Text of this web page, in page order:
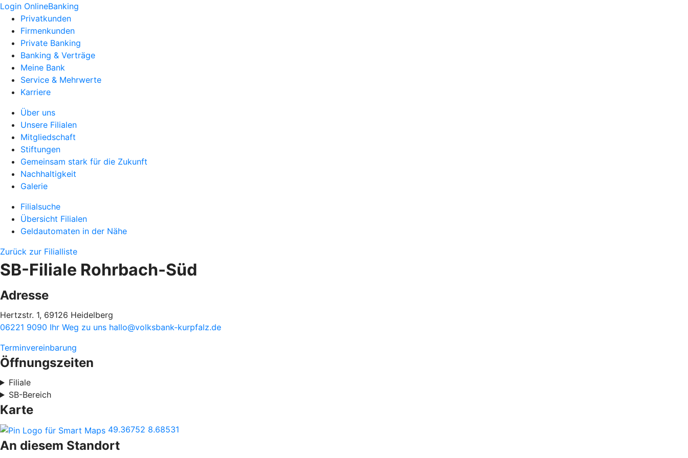
Login OnlineBanking
Privatkunden
Firmenkunden
Private Banking
Banking & Verträge
Meine Bank
Service & Mehrwerte
Karriere
Über uns
Unsere Filialen
Mitgliedschaft
Stiftungen
Gemeinsam stark für die Zukunft
Nachhaltigkeit
Galerie
Filialsuche
Übersicht Filialen
Geldautomaten in der Nähe
Zurück zur Filialliste
SB-Filiale Rohrbach-Süd
Adresse
Hertzstr. 1, 69126 Heidelberg
06221 9090 Ihr Weg zu uns hallo@volksbank-kurpfalz.de
Terminvereinbarung
Öffnungszeiten
Filiale
SB-Bereich
Karte
49.36752 8.68531
An diesem Standort